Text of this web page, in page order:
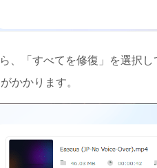
、「すべてを修復」を選択
かかります。